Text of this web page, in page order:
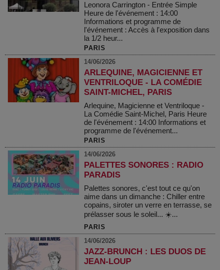
Leonora Carrington - Entrée Simple
Heure de l'événement : 14:00
Informations et programme de
l'événement : Accès à l'exposition dans
la 1/2 heur...
PARIS
14/06/2026
ARLEQUINE, MAGICIENNE ET
VENTRILOQUE - LA COMÉDIE
SAINT-MICHEL, PARIS
Arlequine, Magicienne et Ventriloque -
La Comédie Saint-Michel, Paris Heure
de l'événement : 14:00 Informations et
programme de l'événement...
PARIS
14/06/2026
PALETTES SONORES : RADIO
PARADIS
Palettes sonores, c'est tout ce qu'on
aime dans un dimanche : Chiller entre
copains, siroter un verre en terrasse, se
prélasser sous le soleil... ☀️...
PARIS
14/06/2026
JAZZ-BRUNCH : LES DUOS DE
JEAN-LOUP